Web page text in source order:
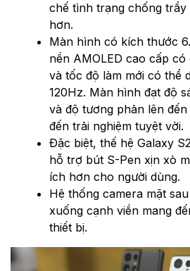
chế tình trạng chống
hơn.
Màn hình có kích thước
nền AMOLED cao cấp có
và tốc độ làm mới có thể
120Hz. Màn hình đạt độ
và độ tương phản lên đến
đến trải nghiệm tuyệt vời.
Đặc biệt, thế hệ Galaxy
hỗ trợ bút S-Pen xịn xò
ích hơn cho người dùng.
Hệ thống camera mặt
xuống cạnh viền mang
thiết bị.